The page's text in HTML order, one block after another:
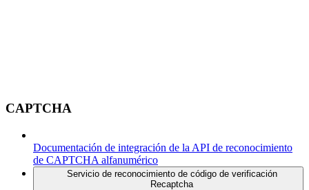
CAPTCHA
Documentación de integración de la API de reconocimiento
de CAPTCHA alfanumérico
Servicio de reconocimiento de código de verificación
Recaptcha